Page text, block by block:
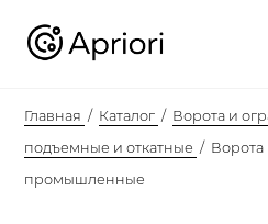
Главная Каталог Ворота и
подъемные и откатные
промышленные